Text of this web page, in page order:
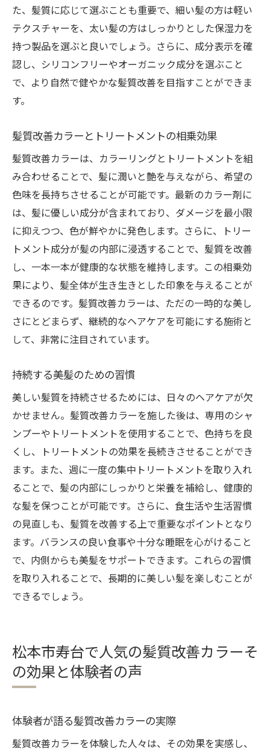
た、髪質に応じて選ぶことも重要で、細い髪の方は軽い
テクスチャーを、太い髪の方はしっかりとした保湿力を
持つ製品を選ぶと良いでしょう。さらに、成分表示を確
認し、シリコンフリーやオーガニック成分を選ぶこと
で、より自然で健やかな髪質改善を目指すことができま
す。
髪質改善カラーとトリートメントの相乗効果
髪質改善カラーは、カラーリングとトリートメントを組
み合わせることで、髪に潤いと艶を与えながら、希望の
色味を長持ちさせることが可能です。最新のカラー剤に
は、髪に優しい成分が含まれており、ダメージを最小限
に抑えつつ、色が鮮やかに発色します。さらに、トリー
トメント成分が髪の内部に浸透することで、髪質を改善
し、一本一本が健康的な状態を維持します。この相乗効
果により、髪全体が生き生きとした印象を与えることが
できるのです。髪質改善カラーは、ただの一時的な美し
さにとどまらず、継続的なヘアケアを可能にする施術と
して、非常に注目されています。
持続する美髪のための習慣
美しい髪質を持続させるためには、日々のヘアケアが欠
かせません。髪質改善カラーを施した後は、専用のシャ
ンプーやトリートメントを使用することで、色持ちを良
くし、トリートメントの効果を長続きさせることができ
ます。また、週に一度の集中トリートメントを取り入れ
ることで、髪の内部にしっかりと栄養を補給し、健康的
な髪を保つことが可能です。さらに、食生活や生活習慣
の見直しも、髪質を改善する上で重要なポイントとなり
ます。バランスの良い食事や十分な睡眠を心がけること
で、内側からも美髪をサポートできます。これらの習慣
を取り入れることで、長期的に美しい髪を楽しむことが
できるでしょう。
松本市寿台で人気の髪質改善カラーそ
の効果と体験者の声
体験者が語る髪質改善カラーの実際
髪質改善カラーを体験した人々は、その効果を実感し、